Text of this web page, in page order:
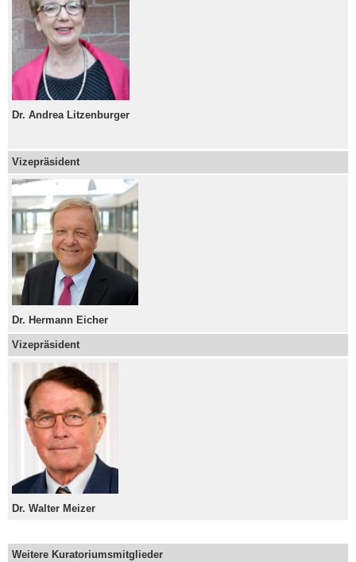
Dr. Andrea Litzenburger
Vizepräsident
Dr. Hermann Eicher
Vizepräsident
Dr. Walter Meizer
Weitere Kuratoriumsmitglieder